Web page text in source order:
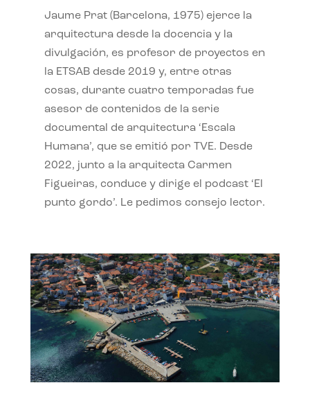
Jaume Prat (Barcelona, 1975) ejerce la
arquitectura desde la docencia y la
divulgación, es profesor de proyectos en
la ETSAB desde 2019 y, entre otras
cosas, durante cuatro temporadas fue
asesor de contenidos de la serie
documental de arquitectura ‘Escala
Humana’, que se emitió por TVE. Desde
2022, junto a la arquitecta Carmen
Figueiras, conduce y dirige el podcast ‘El
punto gordo’. Le pedimos consejo lector.